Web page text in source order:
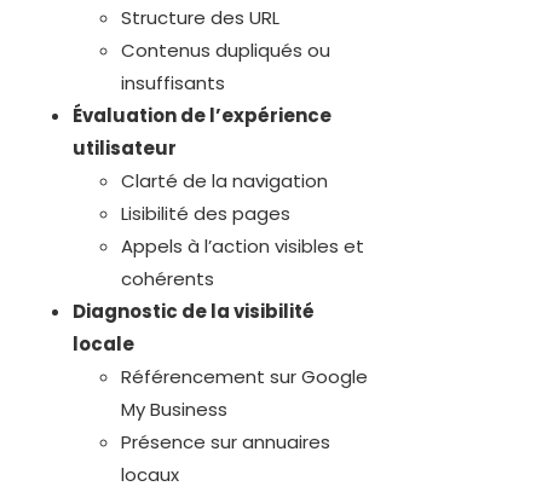
Structure des URL
Contenus dupliqués ou
insuffisants
Évaluation de l’expérience
utilisateur
Clarté de la navigation
Lisibilité des pages
Appels à l’action visibles et
cohérents
Diagnostic de la visibilité
locale
Référencement sur Google
My Business
Présence sur annuaires
locaux